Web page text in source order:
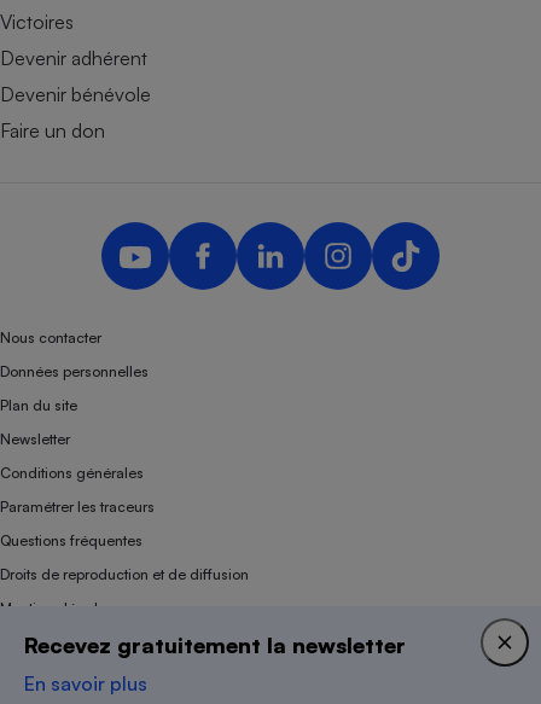
Recevez gratuitement la newsletter
En savoir plus
Victoires
Devenir adhérent
Devenir bénévole
Faire un don
Nous contacter
Données personnelles
Plan du site
Newsletter
Conditions générales
Paramétrer les traceurs
Questions fréquentes
Droits de reproduction et de diffusion
Mentions légales
Panel